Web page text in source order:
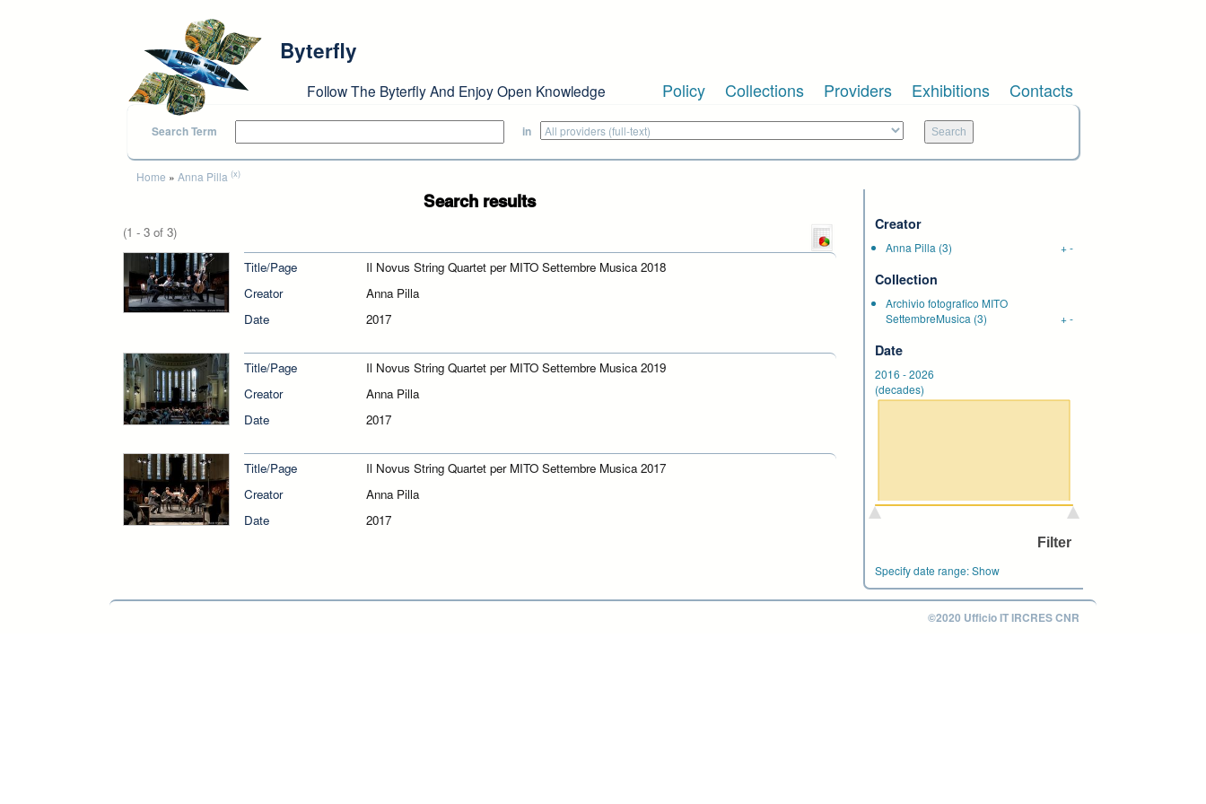
Byterfly
Follow The Byterfly And Enjoy Open Knowledge Policy Collections Providers Exhibitions Contacts
Search Term in
You are here
Home » Anna Pilla (x)
Search results
(1 - 3 of 3)
Title/Page
Il Novus String Quartet per MITO Settembre Musica 2018
Creator
Anna Pilla
Date
2017
Title/Page
Il Novus String Quartet per MITO Settembre Musica 2019
Creator
Anna Pilla
Date
2017
Title/Page
Il Novus String Quartet per MITO Settembre Musica 2017
Creator
Anna Pilla
Date
2017
Creator
Anna Pilla (3) +-
Collection
Archivio fotografico MITO
SettembreMusica (3) +-
Date
2016 -2026
(decades)
Specify date range:Show
©2020 Ufficio IT IRCRES CNR